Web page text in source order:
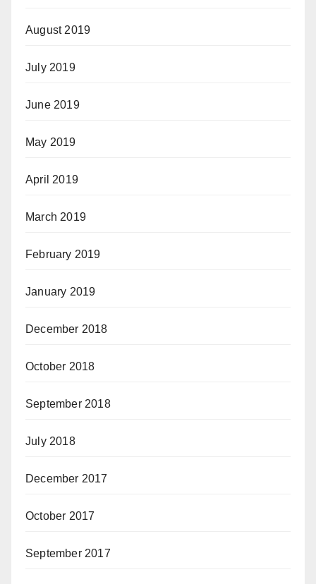
August 2019
July 2019
June 2019
May 2019
April 2019
March 2019
February 2019
January 2019
December 2018
October 2018
September 2018
July 2018
December 2017
October 2017
September 2017